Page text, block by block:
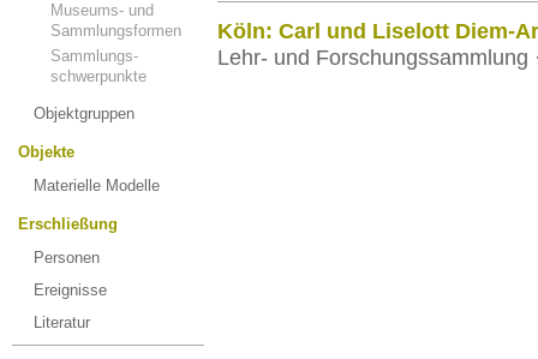
Museums- und
Sammlungsformen
Sammlungs-
schwerpunkte
Objektgruppen
Objekte
Materielle Modelle
Erschließung
Personen
Ereignisse
Literatur
Köln: Carl und Liselott Diem-
Lehr- und Forschungssammlung